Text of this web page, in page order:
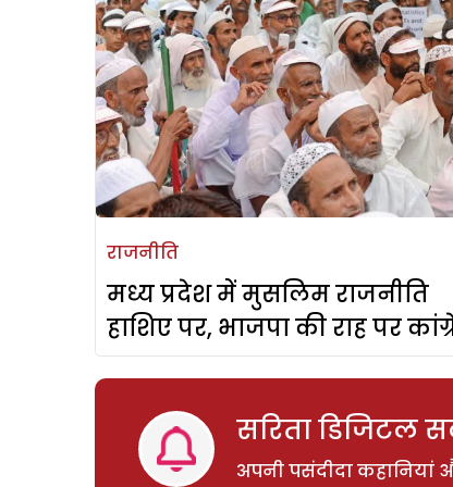
राजनीति
मध्य प्रदेश में मुसलिम राजनीति
हाशिए पर, भाजपा की राह पर
सरिता डिजिटल
अपनी पसंदीदा कहानियां